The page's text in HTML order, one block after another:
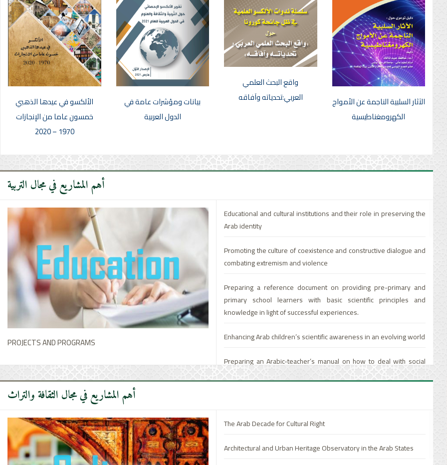
الألكسو في عيدها الذهبي
خمسون عاما من الإنجازات
1970 – 2020
بيانات ومؤشرات عامة في
الدول العربية
واقع البحث العلمي
العربي:تحدياته وآفاقه
الآثار السلبية الناجمة عن الأمواج
الكهرومغناطيسية
أهم المشاريع في مجال التربية
PROJECTS AND PROGRAMS
Educational and cultural institutions and their role in preserving the
Arab identity
Promoting the culture of coexistence and constructive dialogue and
combating extremism and violence
Preparing a reference document on providing pre-primary and
primary school learners with basic scientific principles and
knowledge in light of successful experiences.
Enhancing Arab children’s scientific awareness in an evolving world
Preparing an Arabic-teacher’s manual on how to deal with social
media networks in developing his/her teaching practices.
أهم المشاريع في مجال الثقافة والتراث
The Arab Decade for Cultural Right
Architectural and Urban Heritage Observatory in the Arab States